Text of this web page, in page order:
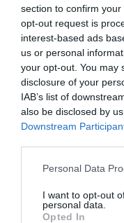
section to confirm
opt-out request is
interest-based ads
us or personal
your opt-out. You may
disclosure of your
IAB’s list of
also be disclosed by
Downstream
Personal Data
I want to opt-out
personal data.
Opted In
Nici limba
instrument mai
limbă rusă. E
Pentru ruşi, în
mai ales româna
inferioară limbii ruse
demult şi-ar fi uitat
Prin urmare, atât în